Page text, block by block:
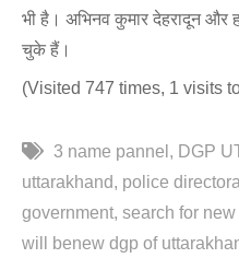
भी है। अभिनव कुमार देहरादून और
चुके हैं।
(Visited 747 times, 1 visits
3 name pannel DGP
uttarakhand
police
government search for new
will benew dgp of